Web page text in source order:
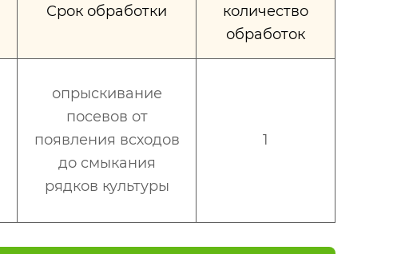
Срок обработки
количество
обработок
опрыскивание
посевов от
появления всходов
до смыкания
рядков культуры
1